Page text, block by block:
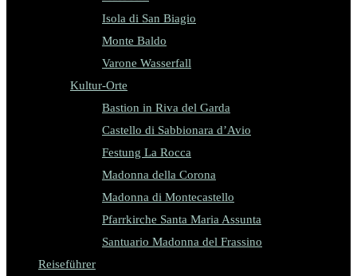
Isola di San Biagio
Monte Baldo
Varone Wasserfall
Kultur-Orte
Bastion in Riva del Garda
Castello di Sabbionara d’Avio
Festung La Rocca
Madonna della Corona
Madonna di Montecastello
Pfarrkirche Santa Maria Assunta
Santuario Madonna del Frassino
Reiseführer